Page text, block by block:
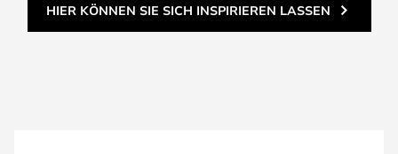
HIER KÖNNEN SIE SICH INSPIRIEREN LASSEN